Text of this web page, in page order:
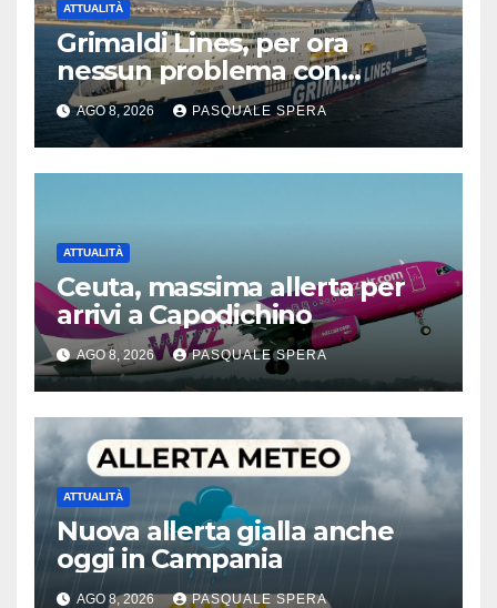
ATTUALITÀ
Grimaldi Lines, per ora
nessun problema con
Spagna
AGO 8, 2026 PASQUALE SPERA
ATTUALITÀ
Ceuta, massima allerta per
arrivi a Capodichino
AGO 8, 2026 PASQUALE SPERA
ATTUALITÀ
Nuova allerta gialla anche
oggi in Campania
AGO 8, 2026 PASQUALE SPERA